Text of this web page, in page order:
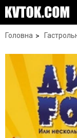
Головна